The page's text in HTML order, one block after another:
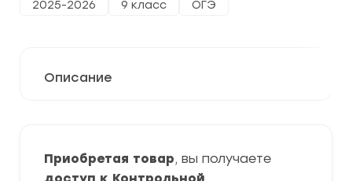
2025-2026 9 класс ОГЭ
Описание
Приобретая товар, вы получаете